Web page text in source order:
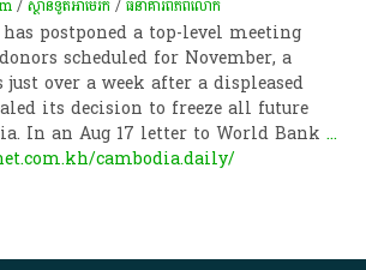
/ស្ថានទូតអាមេរិក /ធនាគារពិភពលោក
postponed a top-level meeting
scheduled for November, a
over a week after a displeased
its decision to freeze all future
In an Aug 17 letter to World Bank...
cambodia.daily/